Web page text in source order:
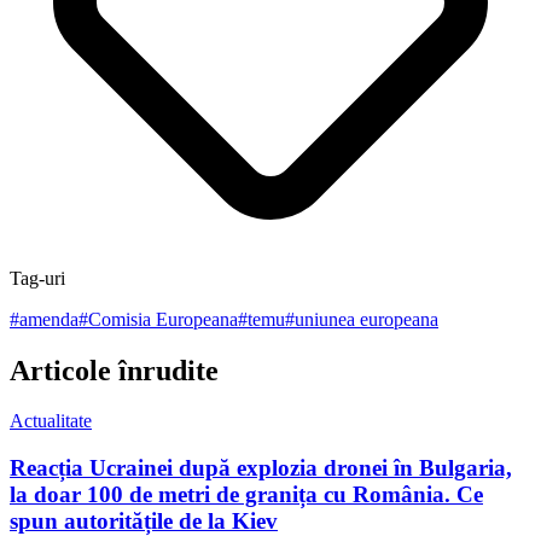
Tag-uri
#amenda#Comisia Europeana#temu#uniunea europeana
Articole înrudite
Actualitate
Reacția Ucrainei după explozia dronei în Bulgaria,
la doar 100 de metri de granița cu România. Ce
spun autoritățile de la Kiev